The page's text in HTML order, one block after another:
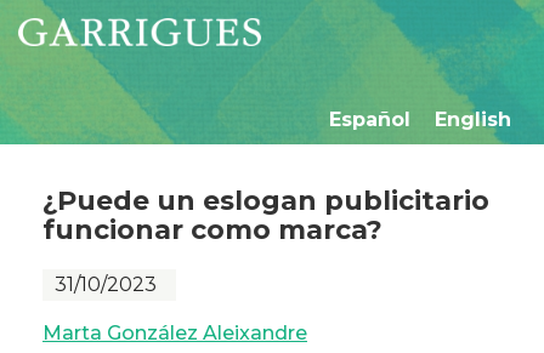
Español English
¿Puede un eslogan publicitario
funcionar como marca?
31/10/2023
Marta González Aleixandre